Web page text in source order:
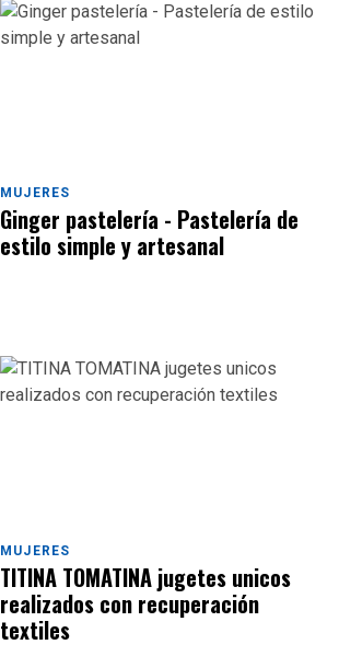
MUJERES
Ginger pastelería - Pastelería de
estilo simple y artesanal
MUJERES
TITINA TOMATINA jugetes unicos
realizados con recuperación
textiles